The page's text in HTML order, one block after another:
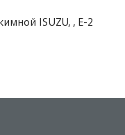
ISUZU, , Е-2